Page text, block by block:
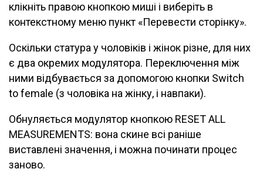
клікніть правою кнопкою миші і виберіть в
контекстному меню пункт «Перевести сторінку».
Оскільки статура у чоловіків і жінок різне, для них
є два окремих модулятора. Переключення між
ними відбувається за допомогою кнопки Switch
to female (з чоловіка на жінку, і навпаки).
Обнуляється модулятор кнопкою RESET ALL
MEASUREMENTS: вона скине всі раніше
виставлені значення, і можна починати процес
заново.